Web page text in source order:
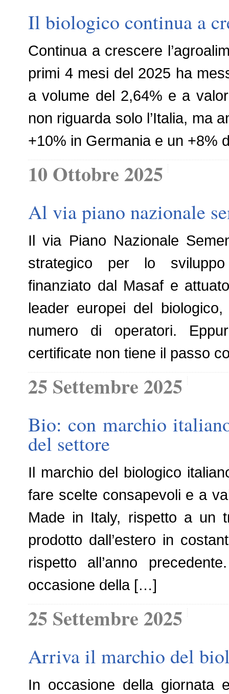
Il biologico continua a
Continua a crescere
primi 4 mesi del 2025 ha
a volume del 2,64% e a
non riguarda solo l’Italia, ma
+10% in Germania e un +8%
10 Ottobre 2025
Al via piano nazionale
Il via Piano Nazionale
strategico per lo sviluppo
finanziato dal Masaf e
leader europei del
numero di operatori.
certificate non tiene il passo
25 Settembre 2025
Bio: con marchio
del settore
Il marchio del biologico
fare scelte consapevoli e a
Made in Italy, rispetto a un
prodotto dall’estero in
rispetto all’anno
occasione della […]
25 Settembre 2025
Arriva il marchio del
In occasione della giornata